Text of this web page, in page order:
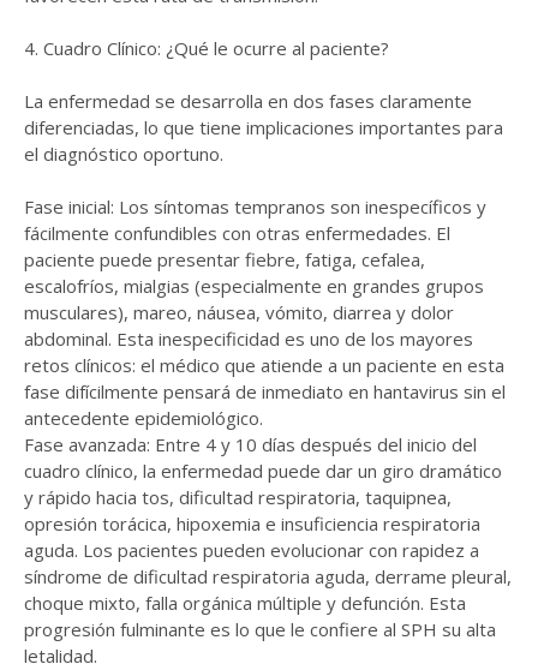
4. Cuadro Clínico: ¿Qué le ocurre al paciente?
La enfermedad se desarrolla en dos fases claramente
diferenciadas, lo que tiene implicaciones importantes para
el diagnóstico oportuno.
Fase inicial: Los síntomas tempranos son inespecíficos y
fácilmente confundibles con otras enfermedades. El
paciente puede presentar fiebre, fatiga, cefalea,
escalofríos, mialgias (especialmente en grandes grupos
musculares), mareo, náusea, vómito, diarrea y dolor
abdominal. Esta inespecificidad es uno de los mayores
retos clínicos: el médico que atiende a un paciente en esta
fase difícilmente pensará de inmediato en hantavirus sin el
antecedente epidemiológico.
Fase avanzada: Entre 4 y 10 días después del inicio del
cuadro clínico, la enfermedad puede dar un giro dramático
y rápido hacia tos, dificultad respiratoria, taquipnea,
opresión torácica, hipoxemia e insuficiencia respiratoria
aguda. Los pacientes pueden evolucionar con rapidez a
síndrome de dificultad respiratoria aguda, derrame pleural,
choque mixto, falla orgánica múltiple y defunción. Esta
progresión fulminante es lo que le confiere al SPH su alta
letalidad.